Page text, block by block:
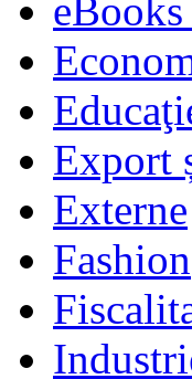
Export
Externe
Fashion